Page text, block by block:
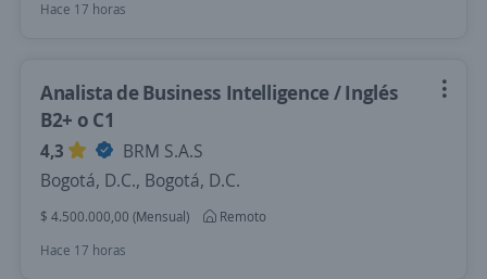
Hace 17 horas
Analista de Business Intelligence / Inglés
B2+ o C1
4,3
BRM S.A.S
Bogotá, D.C., Bogotá, D.C.
$ 4.500.000,00 (Mensual)
Remoto
Hace 17 horas